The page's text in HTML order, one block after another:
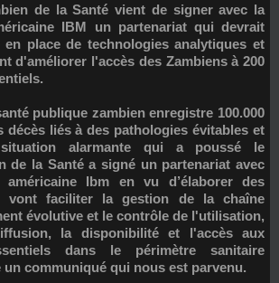
IBM un partenariat qui devrait
place de technologies analytiques et
d'améliorer l'accès des Zambiens à 200
publique zambien enregistre 100.000
décès liés à des pathologies évitables et
alarmante qui a poussé le
de la Santé a signé un partenariat avec
américaine Ibm en vu d’élaborer des
vont faciliter la gestion de la chaîne
évolutive et le contrôle de l'utilisation,
la disponibilité et l'accès aux
dans le périmètre sanitaire
communiqué qui nous est parvenu.